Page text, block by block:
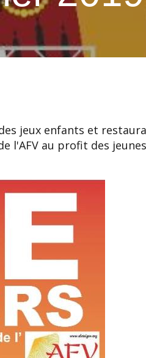
jeux enfants et
l'AFV au profit des